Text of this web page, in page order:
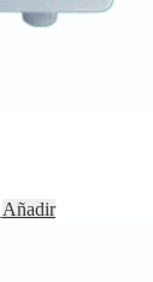
Añadir